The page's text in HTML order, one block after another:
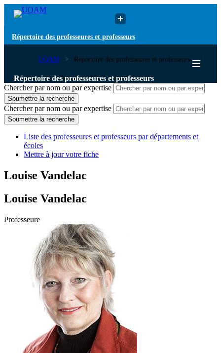
Répertoire des professeures et professeurs
UQAM Répertoire des professeures et professeurs
Répertoire des professeures et professeurs
Chercher par nom ou par expertise
Soumettre la recherche
Chercher par nom ou par expertise
Soumettre la recherche
Liste des professeures et professeurs par départements et
écoles
Mettre à jour votre fiche
Louise Vandelac
Louise Vandelac
Professeure